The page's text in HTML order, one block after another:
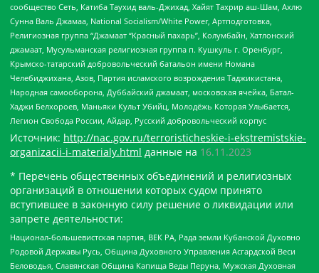
сообщество Сеть, Катиба Таухид валь-Джихад, Хайят Тахрир аш-Шам, Ахлю
Сунна Валь Джамаа, National Socialism/White Power, Артподготовка,
Религиозная группа “Джамаат “Красный пахарь”, Колумбайн, Хатлонский
джамаат, Мусульманская религиозная группа п. Кушкуль г. Оренбург,
Крымско-татарский добровольческий батальон имени Номана
Челебиджихана, Азов, Партия исламского возрождения Таджикистана,
Народная самооборона, Дуббайский джамаат, московская ячейка, Батал-
Хаджи Белхороев, Маньяки Культ Убийц, Молодёжь Которая Улыбается,
Легион Свобода России, Айдар, Русский добровольческий корпус
Источник: http://nac.gov.ru/terroristicheskie-i-ekstremistskie-
organizacii-i-materialy.html данные на 16.11.2023
* Перечень общественных объединений и религиозных
организаций в отношении которых судом принято
вступившее в законную силу решение о ликвидации или
запрете деятельности:
Национал-большевистская партия, ВЕК РА, Рада земли Кубанской Духовно
Родовой Державы Русь, Община Духовного Управления Асгардской Веси
Беловодья, Славянская Община Капища Веды Перуна, Мужская Духовная